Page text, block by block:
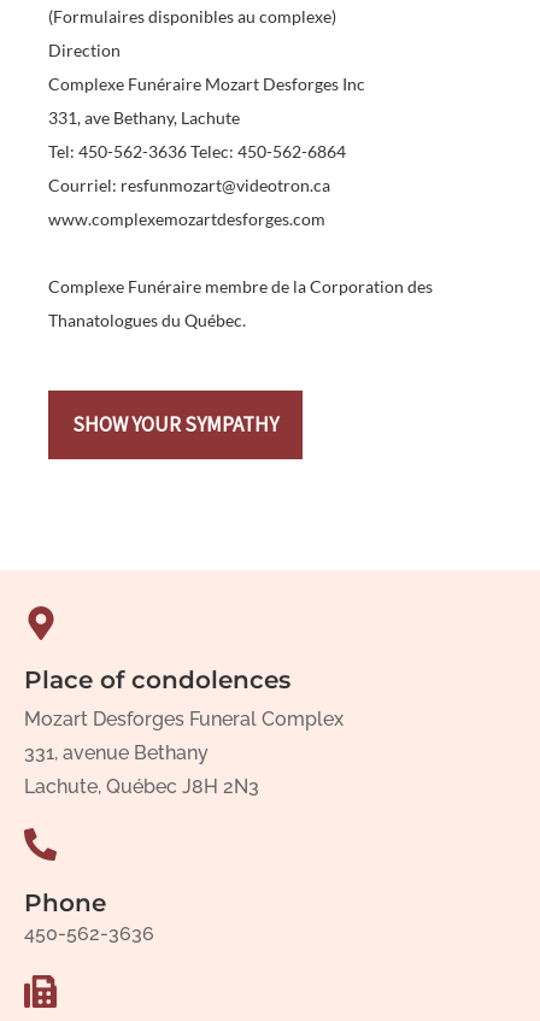
(Formulaires disponibles au complexe)
Direction
Complexe Funéraire Mozart Desforges Inc
331, ave Bethany, Lachute
Tel: 450-562-3636 Telec: 450-562-6864
Courriel: resfunmozart@videotron.ca
www.complexemozartdesforges.com
Complexe Funéraire membre de la Corporation des
Thanatologues du Québec.
SHOW YOUR SYMPATHY
Place of condolences
Mozart Desforges Funeral Complex
331, avenue Bethany
Lachute, Québec J8H 2N3
Phone
450-562-3636